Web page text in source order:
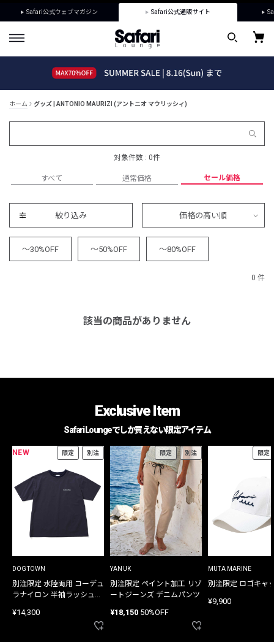
Safari公式ウェブマガジン Safari公式通販サイト
ホーム グッズ | ANTONIO MAURIZI (アントニオ マウリッシィ)
対象件数 : 0件
すべて 通常価格 セール価格
絞り込み 価格の高い順
～30%OFF ～50%OFF ～80%OFF
0 件
該当の商品がありません
Exclusive Item
Safari Loungeでしか買えない限定アイテム
NEW 限定 別注
DOGTOWN
別注限定 水陸両用 コーデュ
ラナイロン 半袖ラッシュガ
¥14,300
限定 別注
YANUK
別注限定 ペイント加工 リゾ
ートジーンズ デニムパンツ
¥18,150 50%OFF
限定
MUTA MARINE
別注限定 ロゴキャ
¥9,900